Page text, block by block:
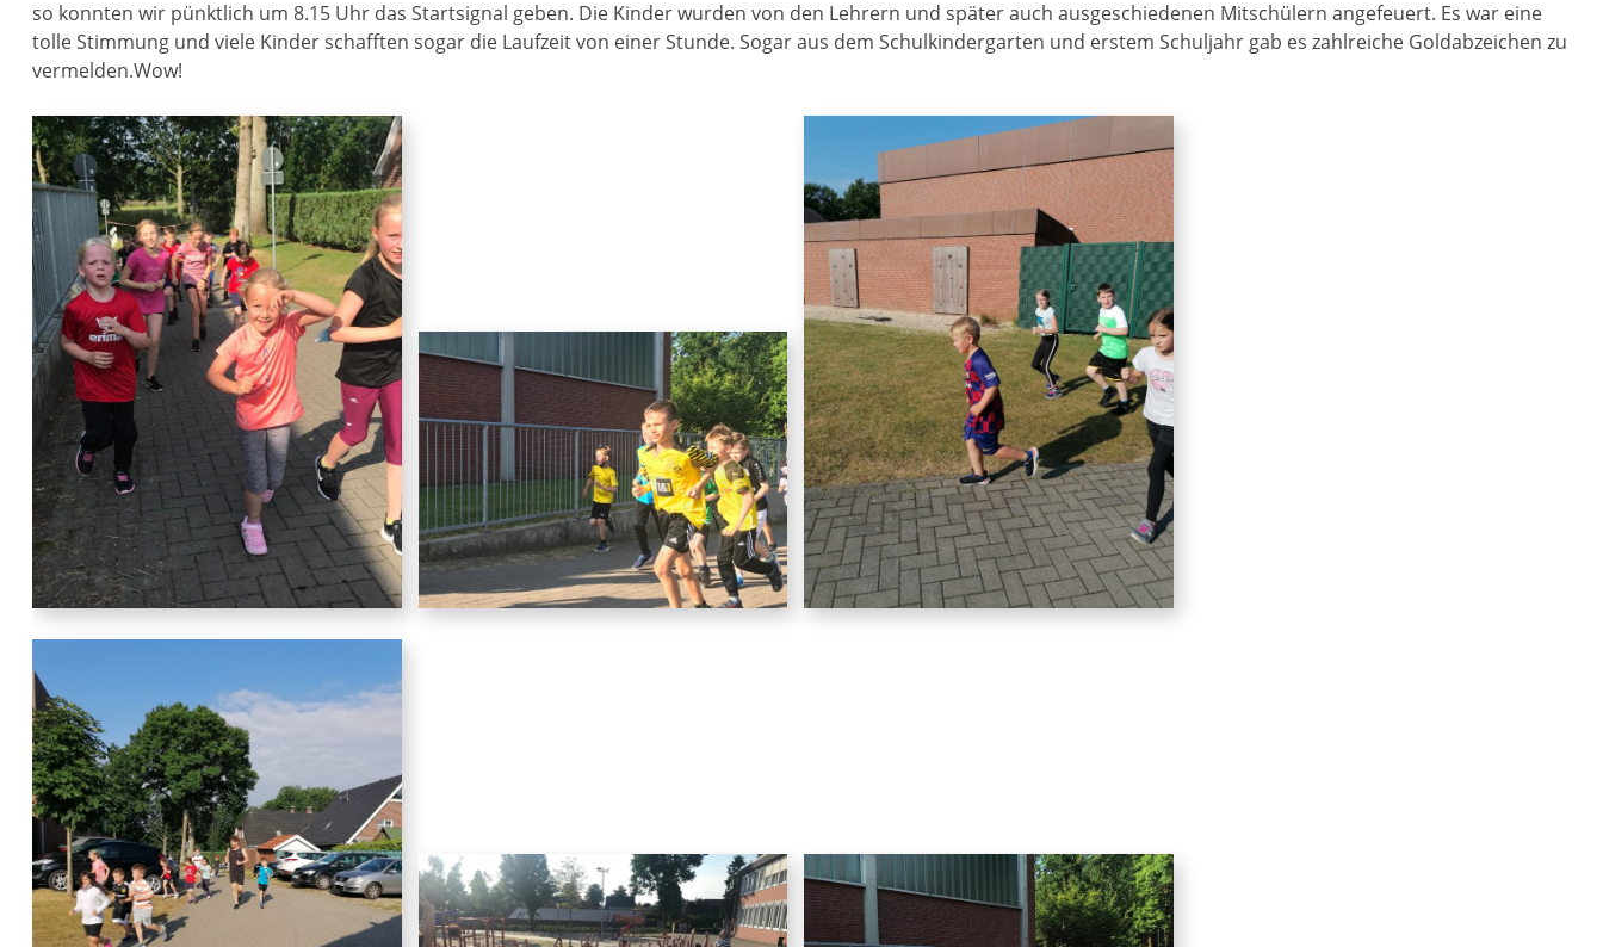
so konnten wir pünktlich um 8.15 Uhr das Startsignal geben. Die Kinder wurden von den Lehrern und später auch ausgeschiedenen Mitschülern angefeuert. Es war eine
tolle Stimmung und viele Kinder schafften sogar die Laufzeit von einer Stunde. Sogar aus dem Schulkindergarten und erstem Schuljahr gab es zahlreiche Goldabzeichen zu
vermelden.Wow!